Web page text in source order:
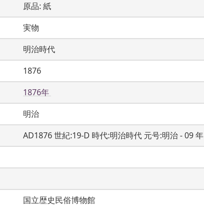
原品: 紙
実物
明治時代
1876
1876年
明治
AD1876 世紀:19-D 時代:明治時代 元号:明治 - 09 年
国立歴史民俗博物館